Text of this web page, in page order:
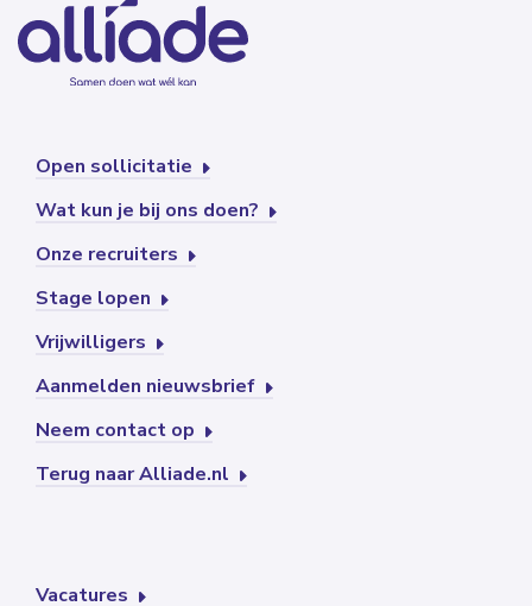
Open sollicitatie
Wat kun je bij ons doen?
Onze recruiters
Stage lopen
Vrijwilligers
Aanmelden nieuwsbrief
Neem contact op
Terug naar Alliade.nl
Vacatures